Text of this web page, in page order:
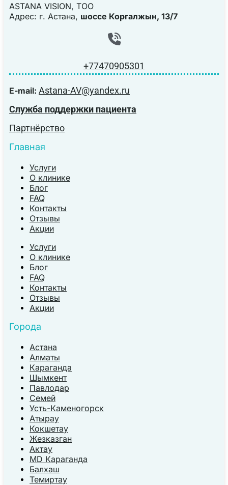
ASTANA VISION, TOO
Адрес: г. Астана, шоссе Коргалжын, 13/7
+77470905301
E-mail: Astana-AV@yandex.ru
Служба поддержки пациента
Партнёрство
Главная
Услуги
О клинике
Блог
FAQ
Контакты
Отзывы
Акции
Услуги
О клинике
Блог
FAQ
Контакты
Отзывы
Акции
Города
Астана
Алматы
Караганда
Шымкент
Павлодар
Семей
Усть-Каменогорск
Атырау
Кокшетау
Жезказган
Актау
MD Караганда
Балхаш
Темиртау